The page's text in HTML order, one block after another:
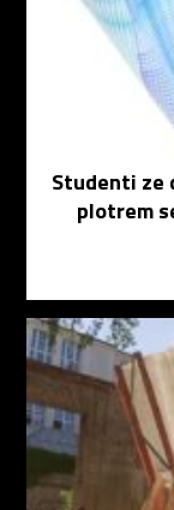
Studenti ze
plotrem